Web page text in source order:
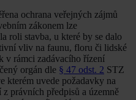
ochrana veřejných zájmů
zákonem lze
roli stavba, u které by se dalo
vliv na faunu, floru či lidské
v rámci zadávacího řízení
orgán dle § 47 odst. 2 STZ
kterém uvede požadavky na
právních předpisů a územně